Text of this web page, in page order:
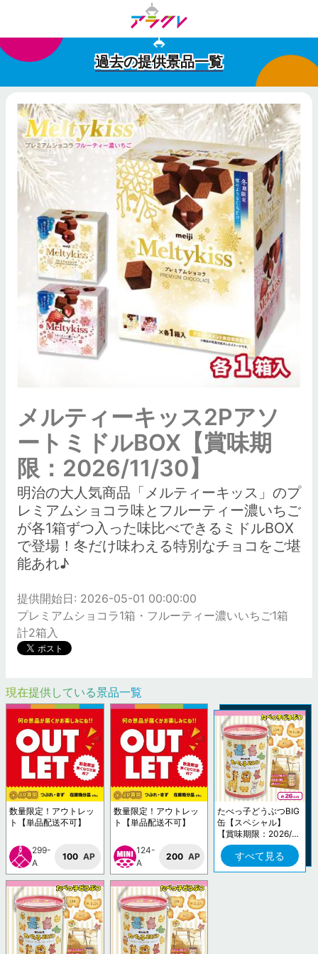
過去の提供景品一覧
メルティーキッス2Pアソ
ートミドルBOX【賞味期
限：2026/11/30】
明治の大人気商品「メルティーキッス」のプ
レミアムショコラ味とフルーティー濃いちご
が各1箱ずつ入った味比べできるミドルBOX
で登場！冬だけ味わえる特別なチョコをご堪
能あれ♪
提供開始日: 2026-05-01 00:00:00
プレミアムショコラ1箱・フルーティー濃いいちご1箱
計2箱入
現在提供している景品一覧
数量限定！アウトレッ
ト【単品配送不可】
299-
A
100 AP
数量限定！アウトレッ
ト【単品配送不可】
124-
A
200 AP
たべっ子どうぶつBIG
缶【スペシャル】
【賞味期限：2026/1
2/23】
すべて見る